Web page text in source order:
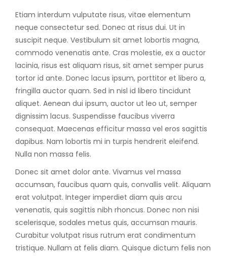
Etiam interdum vulputate risus, vitae elementum
neque consectetur sed. Donec at risus dui. Ut in
suscipit neque. Vestibulum sit amet lobortis magna,
commodo venenatis ante. Cras molestie, ex a auctor
lacinia, risus est aliquam risus, sit amet semper purus
tortor id ante. Donec lacus ipsum, porttitor et libero a,
fringilla auctor quam. Sed in nisl id libero tincidunt
aliquet. Aenean dui ipsum, auctor ut leo ut, semper
dignissim lacus. Suspendisse faucibus viverra
consequat. Maecenas efficitur massa vel eros sagittis
dapibus. Nam lobortis mi in turpis hendrerit eleifend.
Nulla non massa felis.
Donec sit amet dolor ante. Vivamus vel massa
accumsan, faucibus quam quis, convallis velit. Aliquam
erat volutpat. Integer imperdiet diam quis arcu
venenatis, quis sagittis nibh rhoncus. Donec non nisi
scelerisque, sodales metus quis, accumsan mauris.
Curabitur volutpat risus rutrum erat condimentum
tristique. Nullam at felis diam. Quisque dictum felis non